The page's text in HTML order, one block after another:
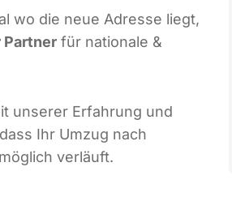
wo die neue Adresse liegt,
Partner für nationale &
unserer Erfahrung und
Ihr Umzug nach
verläuft.